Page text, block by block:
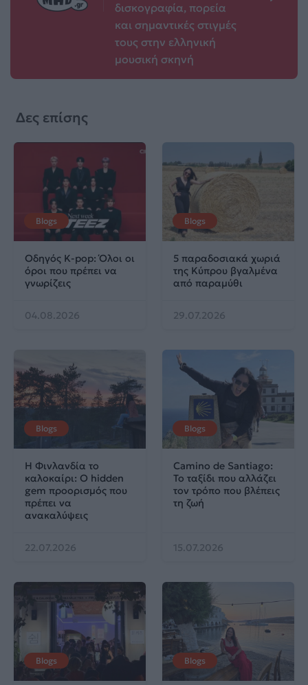
δισκογραφία, πορεία
και σημαντικές στιγμές
τους στην ελληνική
μουσική σκηνή
Δες επίσης
Blogs
Οδηγός K-pop: Όλοι οι
όροι που πρέπει να
γνωρίζεις
04.08.2026
Blogs
5 παραδοσιακά χωριά
της Κύπρου βγαλμένα
από παραμύθι
29.07.2026
Blogs
Η Φινλανδία το
καλοκαίρι: Ο hidden
gem προορισμός που
πρέπει να
ανακαλύψεις
22.07.2026
Blogs
Camino de Santiago:
Το ταξίδι που αλλάζει
τον τρόπο που βλέπεις
τη ζωή
15.07.2026
Blogs Blogs